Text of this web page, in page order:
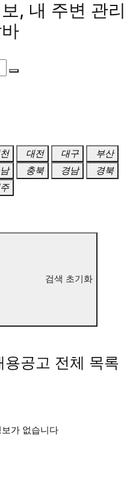
, 내 주변 관리
대전 대구
부산
충북 경남
경북
검색 초기화
용공고 전체 목록
가 없습니다